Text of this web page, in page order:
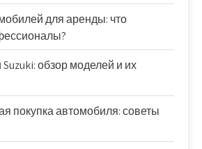
для аренды: что
обзор моделей и их
покупка автомобиля: советы